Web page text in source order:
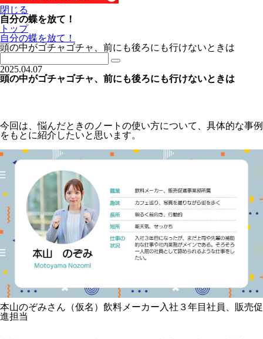
閉じる
自分の蝶を放て！
トップ
自分の蝶を放て！
頭の中がゴチャゴチャ、前にも後ろにも行けないときは
2025.04.07
頭の中がゴチャゴチャ、前にも後ろにも行けないときは
今回は、悩んだときのノートの使い方について、具体的な事例
をもとに紹介したいと思います。
本山のぞみさん（仮名）飲料メーカー入社３年目社員、販売促
進担当